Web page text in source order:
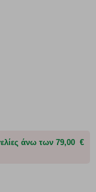
άνω των 79,00 €